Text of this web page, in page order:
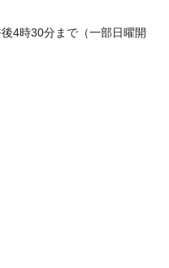
4時30分まで（一部日曜開